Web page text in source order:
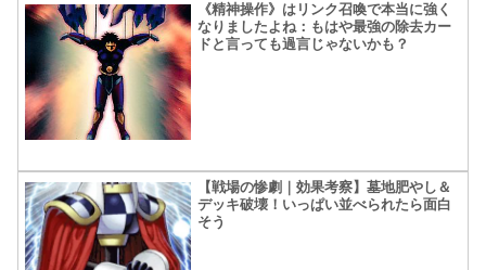
《精神操作》はリンク召喚で本当に強く
なりましたよね：もはや最強の除去カー
ドと言っても過言じゃないかも？
【戦場の惨劇｜効果考察】墓地肥やし＆
デッキ破壊！いっぱい並べられたら面白
そう